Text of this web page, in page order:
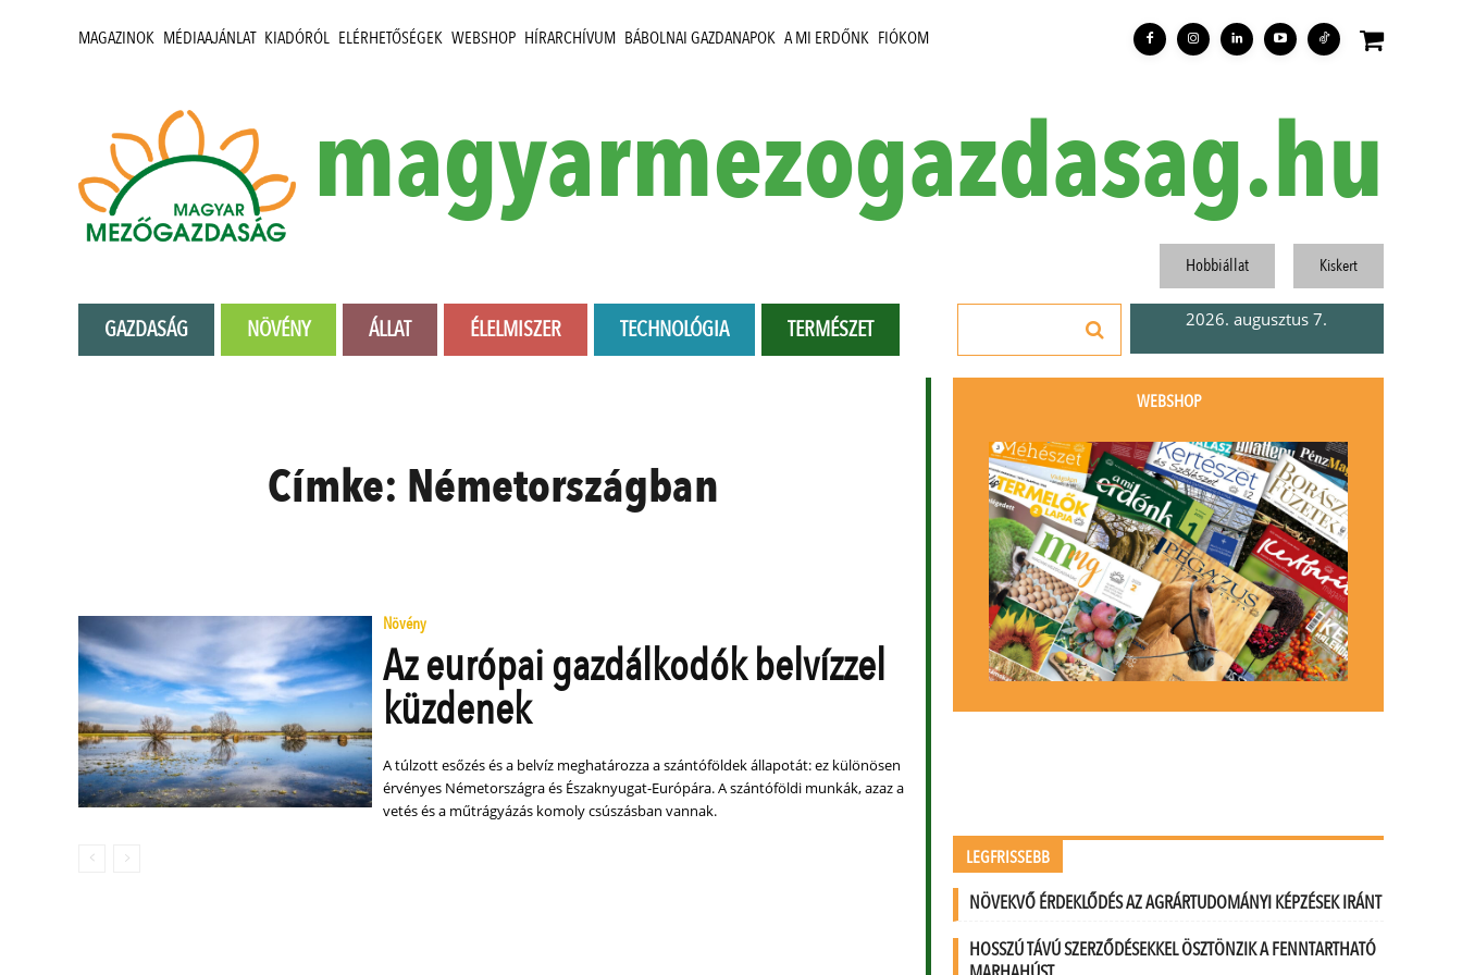
MAGAZINOK MÉDIAAJÁNLAT KIADÓRÓL ELÉRHETŐSÉGEK WEBSHOP HÍRARCHÍVUM BÁBOLNAI GAZDANAPOK A MI ERDŐNK FIÓKOM
magyarmezogazdasag.hu
GAZDASÁG NÖVÉNY ÁLLAT ÉLELMISZER TECHNOLÓGIA TERMÉSZET
Hobbiállat Kiskert
2026. augusztus 7.
Címke: Németországban
Növény
Az európai gazdálkodók belvízzel
küzdenek
A túlzott esőzés és a belvíz meghatározza a szántóföldek állapotát: ez különösen
érvényes Németországra és Északnyugat-Európára. A szántóföldi munkák, azaz a
vetés és a műtrágyázás komoly csúszásban vannak.
WEBSHOP
LEGFRISSEBB
NÖVEKVŐ ÉRDEKLŐDÉS AZ AGRÁRTUDOMÁNYI KÉPZÉSEK IRÁNT
HOSSZÚ TÁVÚ SZERZŐDÉSEKKEL ÖSZTÖNZIK A FENNTARTHATÓ